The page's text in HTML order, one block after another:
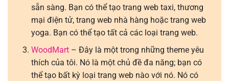
sẵn sàng. Bạn có thể tạo trang web taxi, thương
mại điện tử, trang web nhà hàng hoặc trang web
yoga. Bạn có thể tạo tất cả các loại trang web.
WoodMart– Đây là một trong những theme yêu
thích của tôi. Nó là một chủ đề đa năng; bạn có
thể tạo bất kỳ loại trang web nào với nó. Nó có